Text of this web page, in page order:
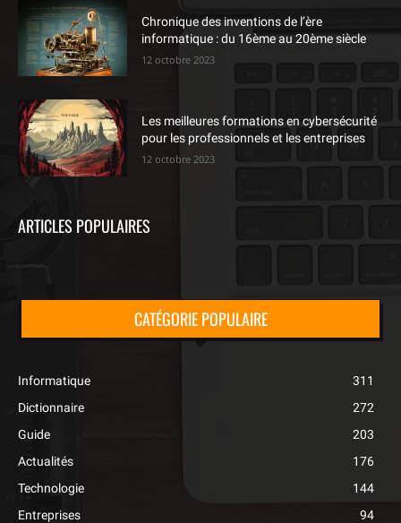
Chronique des inventions de l’ère
informatique : du 16ème au 20ème siècle
12 octobre 2023
Les meilleures formations en cybersécurité
pour les professionnels et les entreprises
12 octobre 2023
ARTICLES POPULAIRES
CATÉGORIE POPULAIRE
Informatique
311
Dictionnaire
272
Guide
203
Actualités
176
Technologie
144
Entreprises
94